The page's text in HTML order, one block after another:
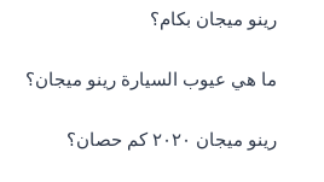
رينو ميجان بكام؟
ما هي عيوب السيارة رينو ميجان؟
رينو ميجان ٢٠٢٠ كم حصان؟